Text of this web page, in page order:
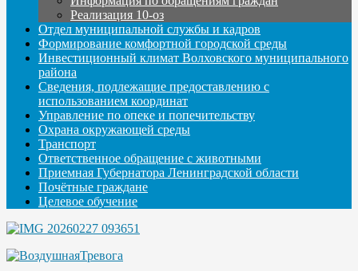
Реализация 10-оз
Отдел муниципальной службы и кадров
Формирование комфортной городской среды
Инвестиционный климат Волховского муниципального
района
Сведения, подлежащие предоставлению с
использованием координат
Управление по опеке и попечительству
Охрана окружающей среды
Транспорт
Ответственное обращение с животными
Приемная Губернатора Ленинградской области
Почётные граждане
Целевое обучение